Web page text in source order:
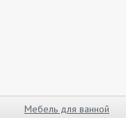
Мебель для ванной